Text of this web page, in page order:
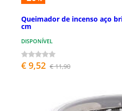
Queimador de incenso aço
cm
DISPONÍVEL
€ 9,52 € 11,90